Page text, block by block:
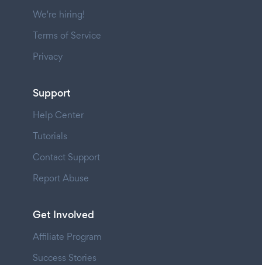
We're hiring!
Terms of Service
Privacy
Support
Help Center
Tutorials
Contact Support
Report Abuse
Get Involved
Affiliate Program
Success Stories